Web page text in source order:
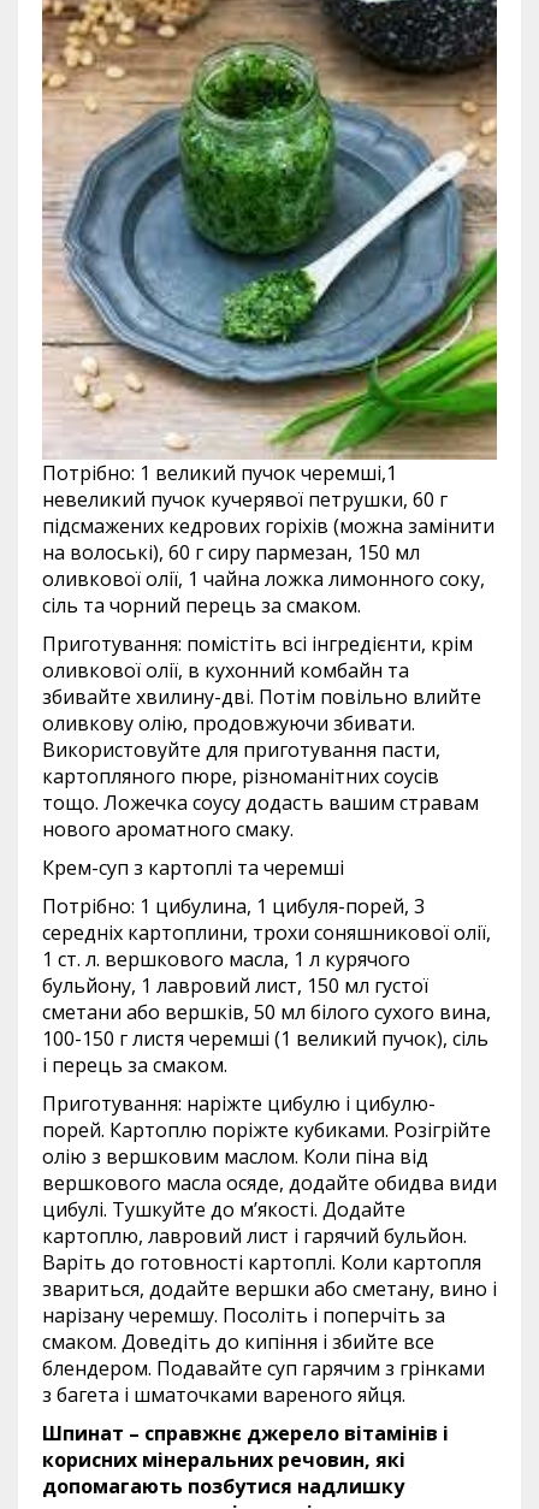
Потрібно: 1 великий пучок черемші,1
невеликий пучок кучерявої петрушки, 60 г
підсмажених кедрових горіхів (можна замінити
на волоські), 60 г сиру пармезан, 150 мл
оливкової олії, 1 чайна ложка лимонного соку,
сіль та чорний перець за смаком.
Приготування: помістіть всі інгредієнти, крім
оливкової олії, в кухонний комбайн та
збивайте хвилину-дві. Потім повільно влийте
оливкову олію, продовжуючи збивати.
Використовуйте для приготування пасти,
картопляного пюре, різноманітних соусів
тощо. Ложечка соусу додасть вашим стравам
нового ароматного смаку.
Крем-суп з картоплі та черемші
Потрібно: 1 цибулина, 1 цибуля-порей, 3
середніх картоплини, трохи соняшникової олії,
1 ст. л. вершкового масла, 1 л курячого
бульйону, 1 лавровий лист, 150 мл густої
сметани або вершків, 50 мл білого сухого вина,
100-150 г листя черемші (1 великий пучок), сіль
і перець за смаком.
Приготування: наріжте цибулю і цибулю-
порей. Картоплю поріжте кубиками. Розігрійте
олію з вершковим маслом. Коли піна від
вершкового масла осяде, додайте обидва види
цибулі. Тушкуйте до м’якості. Додайте
картоплю, лавровий лист і гарячий бульйон.
Варіть до готовності картоплі. Коли картопля
звариться, додайте вершки або сметану, вино і
нарізану черемшу. Посоліть і поперчіть за
смаком. Доведіть до кипіння і збийте все
блендером. Подавайте суп гарячим з грінками
з багета і шматочками вареного яйця.
Шпинат – справжнє джерело вітамінів і
корисних мінеральних речовин, які
допомагають позбутися надлишку